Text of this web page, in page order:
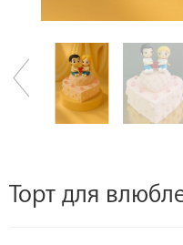
Торт для